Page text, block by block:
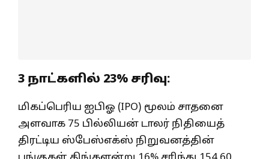
3 நாட்களில் 23% சரிவு:
மிகப்பெரிய ஐபிஓ (IPO) மூலம் சாதனை
அளவாக 75 பில்லியன் டாலர் நிதியைத்
திரட்டிய ஸ்பேஸ்எக்ஸ் நிறுவனத்தின்